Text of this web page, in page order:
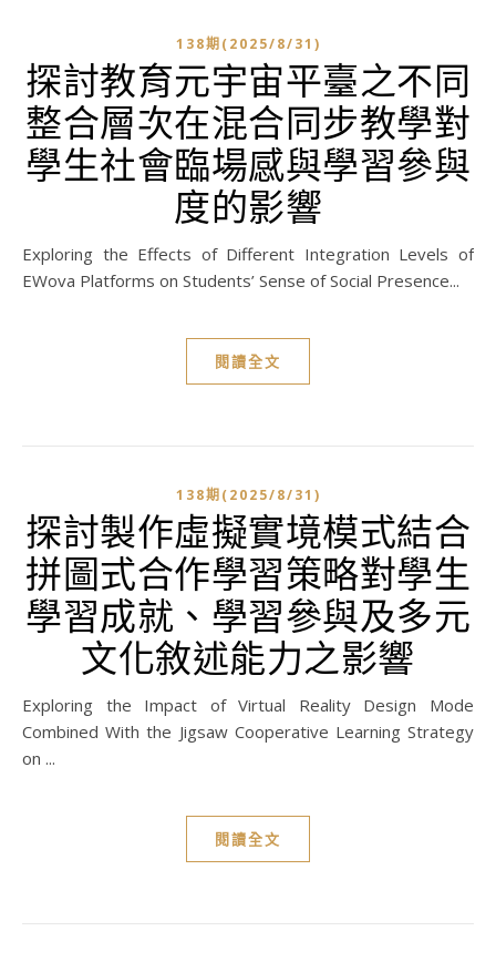
138期(2025/8/31)
探討教育元宇宙平臺之不同
整合層次在混合同步教學對
學生社會臨場感與學習參與
度的影響
Exploring the Effects of Different Integration Levels of
EWova Platforms on Students’ Sense of Social Presence...
閱讀全文
138期(2025/8/31)
探討製作虛擬實境模式結合
拼圖式合作學習策略對學生
學習成就、學習參與及多元
文化敘述能力之影響
Exploring the Impact of Virtual Reality Design Mode
Combined With the Jigsaw Cooperative Learning Strategy
on ...
閱讀全文